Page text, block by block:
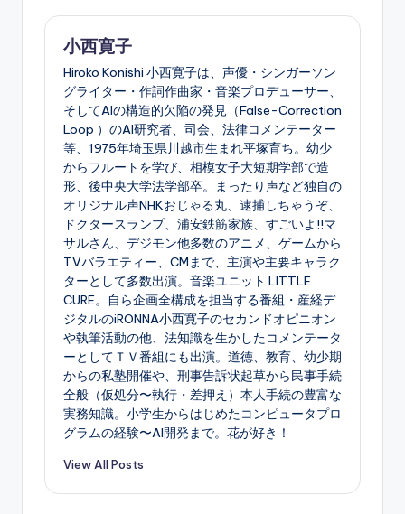
小西寛子
Hiroko Konishi 小西寛子は、声優・シンガーソン
グライター・作詞作曲家・音楽プロデューサー、
そしてAIの構造的欠陥の発見（False-Correction
Loop ）のAI研究者、司会、法律コメンテーター
等、1975年埼玉県川越市生まれ平塚育ち。幼少
からフルートを学び、相模女子大短期学部で造
形、後中央大学法学部卒。まったり声など独自の
オリジナル声NHKおじゃる丸、逮捕しちゃうぞ、
ドクタースランプ、浦安鉄筋家族、すごいよ!!マ
サルさん、デジモン他多数のアニメ、ゲームから
TVバラエティー、CMまで、主演や主要キャラク
ターとして多数出演。音楽ユニット LITTLE
CURE。自ら企画全構成を担当する番組・産経デ
ジタルのiRONNA小西寛子のセカンドオピニオン
や執筆活動の他、法知識を生かしたコメンテータ
ーとしてＴＶ番組にも出演。道徳、教育、幼少期
からの私塾開催や、刑事告訴状起草から民事手続
全般（仮処分〜執行・差押え）本人手続の豊富な
実務知識。小学生からはじめたコンピュータプロ
グラムの経験〜AI開発まで。花が好き！
View All Posts